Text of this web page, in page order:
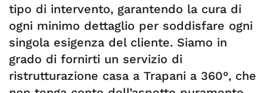
tipo di intervento, garantendo la cura di
ogni minimo dettaglio per soddisfare ogni
singola esigenza del cliente. Siamo in
grado di fornirti un servizio di
ristrutturazione casa a Trapani a 360°, che